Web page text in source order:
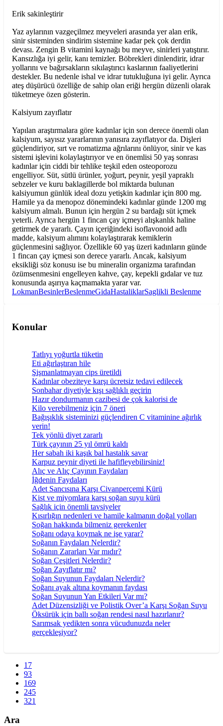
Erik sakinleştirir
Yaz aylarının vazgeçilmez meyveleri arasında yer alan erik,
sinir sisteminden sindirim sistemine kadar pek çok derdin
devası. Zengin B vitamini kaynağı bu meyve, sinirleri yatıştırır.
Kansızlığa iyi gelir, kanı temizler. Böbrekleri dinlendirir, idrar
yollarını ve bağırsakların sıkılaştırıcı kaslarının faaliyetlerini
destekler. Bu nedenle ishal ve idrar tutukluğuna iyi gelir. Ayrıca
ateş düşürücü özelliğe de sahip olan eriği hergün düzenli olarak
tüketmeye özen gösterin.
Kalsiyum zayıflatır
Yapılan araştırmalara göre kadınlar için son derece önemli olan
kalsiyum, sayısız yararlarının yanısıra zayıflatıyor da. Dişleri
güçlendiriyor, sırt ve romatizma ağrılarını önlüyor, sinir ve kas
sistemi işlevini kolaylaştırıyor ve en önemlisi 50 yaş sonrası
kadınlar için ciddi bir tehlike teşkil eden osteoporozu
engelliyor. Süt, sütlü ürünler, yoğurt, peynir, yeşil yapraklı
sebzeler ve kuru baklagillerde bol miktarda bulunan
kalsiyumun günlük ideal dozu yetişkin kadınlar için 800 mg.
Hamile ya da menopoz dönemindeki kadınlar günde 1200 mg
kalsiyum almalı. Bunun için hergün 2 su bardağı süt içmek
yeterli. Ayrıca hergün 1 fincan çay içmeyi alışkanlık haline
getirmek de yararlı. Çayın içeriğindeki isoflavonoid adlı
madde, kalsiyum alımını kolaylaştırarak kemiklerin
güçlenmesini sağlıyor. Özellikle 60 yaş üzeri kadınların günde
1 fincan çay içmesi son derece yararlı. Ancak, kalsiyum
eksikliği söz konusu ise bu mineralin organizma tarafından
özümsenmesini engelleyen kahve, çay, kepekli gıdalar ve tuz
konusunda aşırıya kaçmamakta yarar var.
LokmanBesinlerBeslenmeGidaHastaliklarSaglikli Beslenme
Konular
Tatlıyı yoğurtla tüketin
Eti ağırlaştıran hile
Şişmanlatmayan cips üretildi
Kadınlar obeziteye karşı ücretsiz tedavi edilecek
Sonbahar diyetiyle kışı sağlıklı geçirin
Hazır dondurmanın cazibesi de çok kalorisi de
Kilo verebilmeniz için 7 öneri
Bağışıklık sisteminizi güçlendiren C vitaminine ağırlık
verin!
Tek yönlü diyet zararlı
Türk çayının 25 yıl ömrü kaldı
Her sabah iki kaşık bal hastalık savar
Karpuz peynir diyeti ile hafifleyebilirsiniz!
Alıç ve Alıç Çayının Faydaları
İğdenin Faydaları
Adet Sancısına Karşı Civanperçemi Kürü
Kist ve miyomlara karşı soğan suyu kürü
Sağlık için önemli tavsiyeler
Kısırlığın nedenleri ve hamile kalmanın doğal yolları
Soğan hakkında bilmeniz gerekenler
Soğanı odaya koymak ne işe yarar?
Soğanın Faydaları Nelerdir?
Soğanın Zararları Var mıdır?
Soğan Çeşitleri Nelerdir?
Soğan Zayıflatır mı?
Soğan Suyunun Faydaları Nelerdir?
Soğanı ayak altına koymanın faydası
Soğan Suyunun Yan Etkileri Var mı?
Adet Düzensizliği ve Polistik Over’a Karşı Soğan Suyu
Öksürük için ballı soğan rendesi nasıl hazırlanır?
Sarımsak yedikten sonra vücudunuzda neler
gerçekleşiyor?
17
93
169
245
321
Ara